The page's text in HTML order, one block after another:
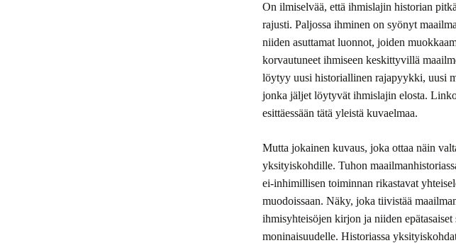
On ilmiselvää, että ihmislajin historian
rajusti. Paljossa ihminen on syönyt
niiden asuttamat luonnot, joiden
korvautuneet ihmiseen keskittyvillä
löytyy uusi historiallinen rajapyykki, uusi
jonka jäljet löytyvät ihmislajin elosta.
esittäessään tätä yleistä kuvaelmaa.
Mutta jokainen kuvaus, joka ottaa näin
yksityiskohdille. Tuhon
ei-inhimillisen toiminnan rikastavat
muodoissaan. Näky, joka tiivistää
ihmisyhteisöjen kirjon ja niiden
moninaisuudelle. Historiassa